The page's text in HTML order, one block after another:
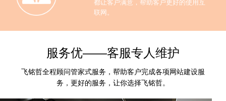
都让客户满意，帮助客户更好的使用互
联网。
服务优——客服专人维护
飞铭哲全程顾问管家式服务，帮助客户完成各项网站建设服
务，更好的服务，让你选择飞铭哲。